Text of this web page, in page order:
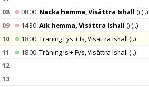
08
08:00 Nacka hemma, Visättra Ishall ()(..)
09
14:30 Aik hemma, Visättra Ishall ()(..)
10 18:00 Träning Fys + Is, Visättra Ishall (..)
11
18:00 Träning Is + Fys, Visättra Ishall (..)
12
13